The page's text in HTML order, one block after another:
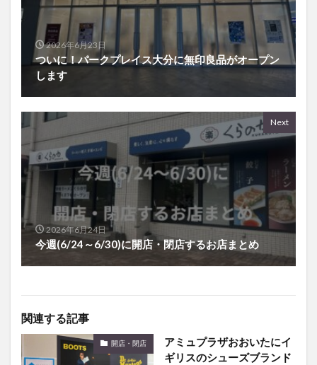
2026年6月23日
ついに！パークプレイス大分に無印良品がオープン
します
Next
2026年6月24日
今週(6/24～6/30)に開店・閉店するお店まとめ
関連する記事
開店・閉店
アミュプラザおおいたにイ
ギリスのシューズブランド